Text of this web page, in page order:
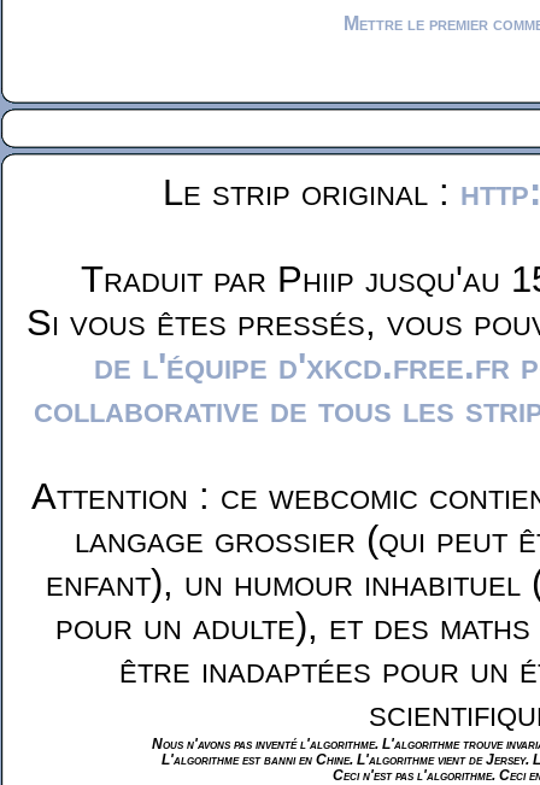
Mettre le premier
Le strip original :
Traduit par Phiip jusqu'au
Si vous êtes pressés, vous
de l'équipe d'xkcd.free.fr
collaborative de tous les
Attention : ce webcomic
langage grossier (qui peut
enfant), un humour inhabituel
pour un adulte), et des maths
être inadaptées pour un
Nous n'avons pas inventé l'algorithme. L'algorithme trouve
L'algorithme est banni en Chine. L'algorithme vient de Jersey.
Ceci n'est pas l'algorithme. Ceci